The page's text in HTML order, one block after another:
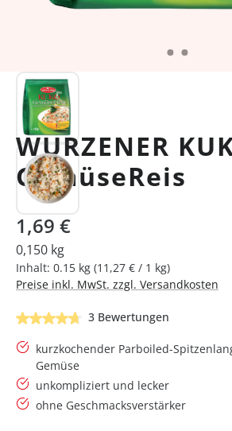
WURZENER
GemüseReis
Regulärer Preis:
1,69 €
0,150 kg
Inhalt: 0.15 kg (11,27 € / 1 kg)
Preise inkl. MwSt. zzgl. Versandkosten
Durchschnittliche Bewertung von
3 Bewertungen
kurzkochender Parboiled-
Gemüse
unkompliziert und lecker
ohne Geschmacksverstärker